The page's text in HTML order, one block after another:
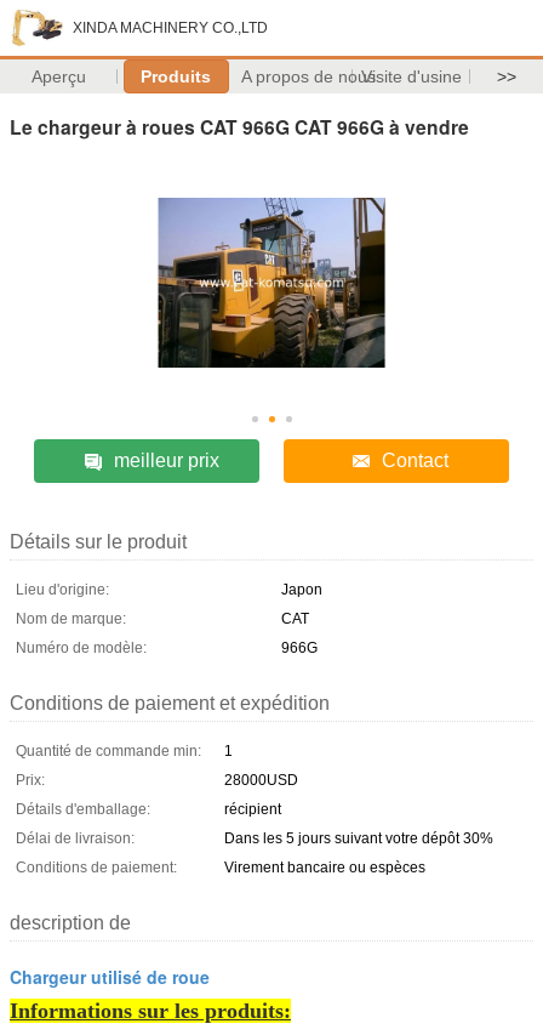
XINDA MACHINERY CO.,LTD
Aperçu Produits A propos de nousVisite d'usine >>
Le chargeur à roues CAT 966G CAT 966G à vendre
meilleur prix Contact
Détails sur le produit
Lieu d'origine:
Japon
Nom de marque:
CAT
Numéro de modèle:
966G
Conditions de paiement et expédition
Quantité de commande min:
1
Prix:
28000USD
Détails d'emballage:
récipient
Délai de livraison:
Dans les 5 jours suivant votre dépôt 30%
Conditions de paiement:
Virement bancaire ou espèces
description de
Chargeur utilisé de roue
Informations sur les produits: